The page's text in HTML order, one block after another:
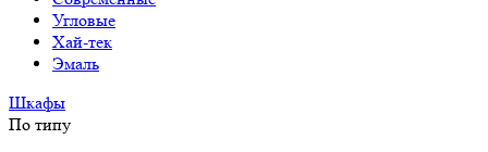
Угловые
Хай-тек
Эмаль
Шкафы
По типу